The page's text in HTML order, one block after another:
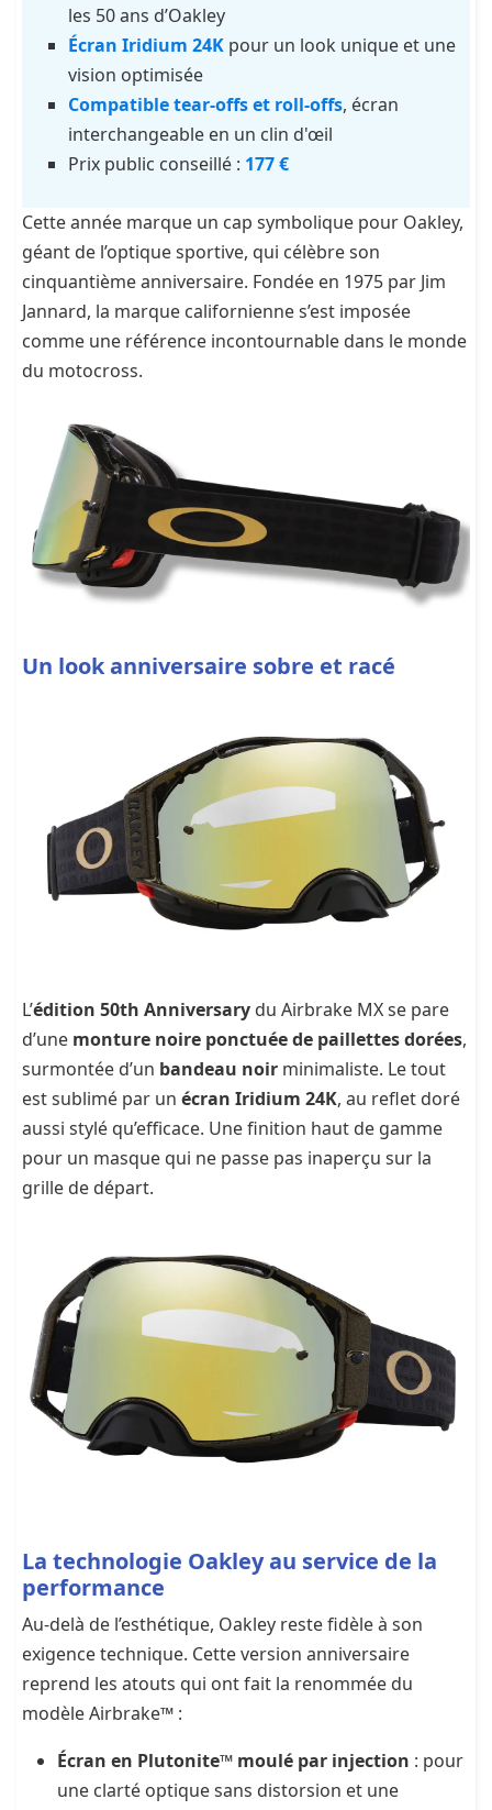
les 50 ans d’Oakley
Écran Iridium 24K pour un look unique et une
vision optimisée
Compatible tear-offs et roll-offs, écran
interchangeable en un clin d'œil
Prix public conseillé : 177 €
Cette année marque un cap symbolique pour Oakley,
géant de l’optique sportive, qui célèbre son
cinquantième anniversaire. Fondée en 1975 par Jim
Jannard, la marque californienne s’est imposée
comme une référence incontournable dans le monde
du motocross.
Un look anniversaire sobre et racé
L’édition 50th Anniversary du Airbrake MX se pare
d’une monture noire ponctuée de paillettes dorées,
surmontée d’un bandeau noir minimaliste. Le tout
est sublimé par un écran Iridium 24K, au reflet doré
aussi stylé qu’efficace. Une finition haut de gamme
pour un masque qui ne passe pas inaperçu sur la
grille de départ.
La technologie Oakley au service de la
performance
Au-delà de l’esthétique, Oakley reste fidèle à son
exigence technique. Cette version anniversaire
reprend les atouts qui ont fait la renommée du
modèle Airbrake™ :
Écran en Plutonite™ moulé par injection : pour
une clarté optique sans distorsion et une